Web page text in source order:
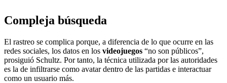
Compleja búsqueda
El rastreo se complica porque, a diferencia de lo que ocurre en las
redes sociales, los datos en los videojuegos “no son públicos”,
prosiguió Schultz. Por tanto, la técnica utilizada por las autoridades
es la de infiltrarse como avatar dentro de las partidas e interactuar
como un usuario más.